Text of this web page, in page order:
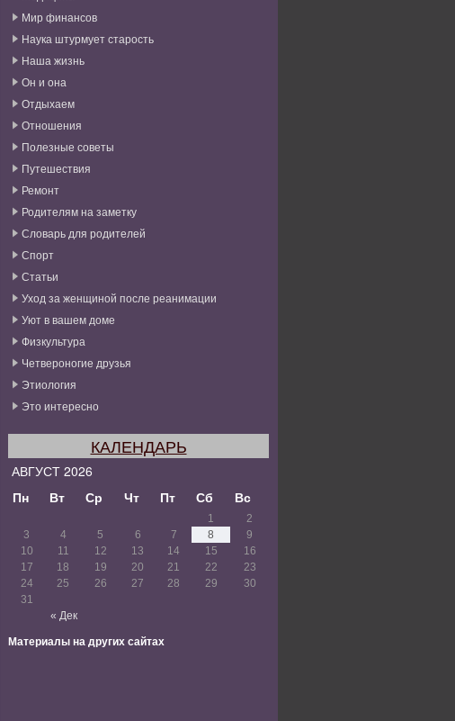
Мир финансов
Наука штурмует старость
Наша жизнь
Он и она
Отдыхаем
Отношения
Полезные советы
Путешествия
Ремонт
Родителям на заметку
Словарь для родителей
Спорт
Статьи
Уход за женщиной после реанимации
Уют в вашем доме
Физкультура
Четвероногие друзья
Этиология
Это интересно
КАЛЕНДАРЬ
АВГУСТ 2026
Пн
Вт Ср Чт Пт Сб Вс
« Дек
1
2
3
4 5 6 7 8
9
10
11 12 13 14 15
16
17
18 19 20 21 22
23
24
25 26 27 28 29
30
31
Материалы на других сайтах